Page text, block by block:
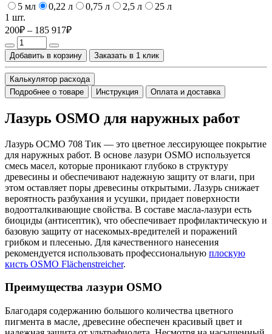
5 мл
0,22 л 0,75 л 2,5 л
25 л
1 шт.
200₽ – 185 917₽
Добавить в корзину Заказать в 1 клик
Калькулятор расхода
Подробнее о товаре
Инструкция Оплата и доставка
Лазурь OSMO для наружных работ
Лазурь ОСМО 708 Тик — это цветное лессирующее покрытие
для наружных работ. В основе лазури OSMO используется
смесь масел, которые проникают глубоко в структуру
древесины и обеспечивают надежную защиту от влаги, при
этом оставляет поры древесины открытыми. Лазурь снижает
вероятность разбухания и усушки, придает поверхности
водоотталкивающие свойства. В составе масла-лазури есть
биоциды (антисептик), что обеспечивает профилактическую и
базовую защиту от насекомых-вредителей и поражений
грибком и плесенью. Для качественного нанесения
рекомендуется использовать профессиональную плоскую
кисть OSMO Flächenstreicher.
Преимущества лазури OSMO
Благодаря содержанию большого количества цветного
пигмента в масле, древесине обеспечен красивый цвет и